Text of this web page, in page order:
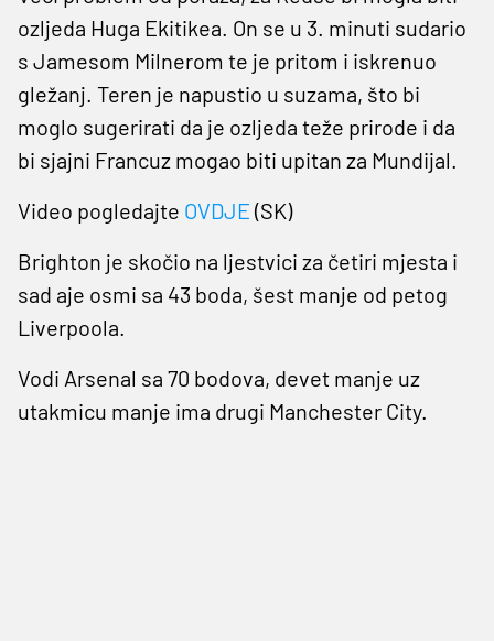
ozljeda Huga Ekitikea. On se u 3. minuti sudario
s Jamesom Milnerom te je pritom i iskrenuo
gležanj. Teren je napustio u suzama, što bi
moglo sugerirati da je ozljeda teže prirode i da
bi sjajni Francuz mogao biti upitan za Mundijal.
Video pogledajte OVDJE (SK)
Brighton je skočio na ljestvici za četiri mjesta i
sad aje osmi sa 43 boda, šest manje od petog
Liverpoola.
Vodi Arsenal sa 70 bodova, devet manje uz
utakmicu manje ima drugi Manchester City.